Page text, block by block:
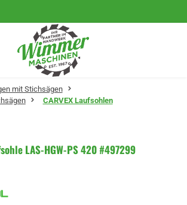
mit Stichsägen
CARVEX Laufsohlen
LAS-HGW-PS 420 #497299